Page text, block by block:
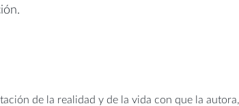
de la realidad y de la vida con que la